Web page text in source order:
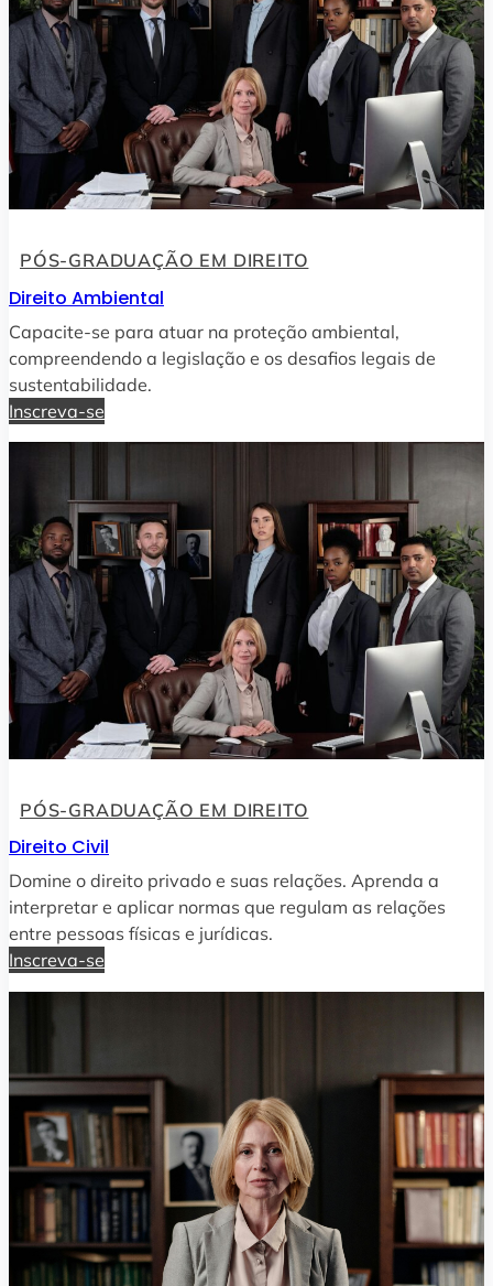
PÓS-GRADUAÇÃO EM DIREITO
Direito Ambiental
Capacite-se para atuar na proteção ambiental,
compreendendo a legislação e os desafios legais de
sustentabilidade.
Inscreva-se
PÓS-GRADUAÇÃO EM DIREITO
Direito Civil
Domine o direito privado e suas relações. Aprenda a
interpretar e aplicar normas que regulam as relações
entre pessoas físicas e jurídicas.
Inscreva-se